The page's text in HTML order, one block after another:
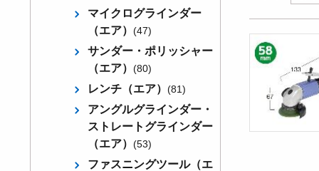
マイクログラインダー
（エア） (47)
サンダー・ポリッシャー
（エア） (80)
レンチ（エア） (81)
アングルグラインダー・
ストレートグラインダー
（エア） (53)
ファスニングツール（エ